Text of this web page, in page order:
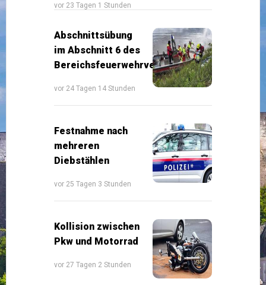
vor 23 Tagen 1 Stunden
Abschnittsübung
im Abschnitt 6 des
Bereichsfeuerwehrverbandes
vor 24 Tagen 14 Stunden
Festnahme nach
mehreren
Diebstählen
vor 25 Tagen 3 Stunden
Kollision zwischen
Pkw und Motorrad
vor 27 Tagen 2 Stunden